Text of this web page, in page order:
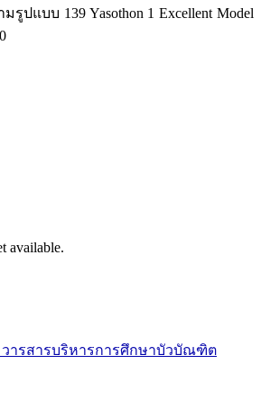
ปแบบ 139 Yasothon 1 Excellent Model
available.
วารสารบริหารการศึกษาบัวบัณฑิต